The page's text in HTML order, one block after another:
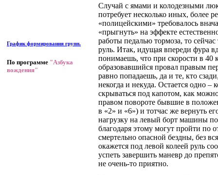
График формирования групп.
По программе "Азбука
вождения"
Случай с ямами и колодезными
потребует несколько иных, более
«полицейскими» требовалось
«прыгнуть» на эффекте
работы педалью тормоза, то
руль. Итак, идущая впереди фура
понимаешь, что при скорости в
образовавшийся провал правым
равно попадаешь, да и те, кто
некогда и некуда. Остается одно –
скрываться под капотом, как
правом повороте бывшие в
в «2» и «6») и тотчас же вернуть
нагрузку на левый борт машины
благодаря этому могут пройти по
смертельно опасной бездны, без
окажется под левой колеей руль
успеть завершить маневр до
не очень-то приятно.